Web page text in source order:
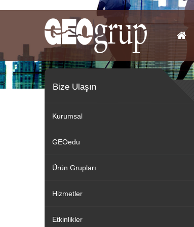
Bize Ulaşın
Kurumsal
GEOedu
Ürün Grupları
Hizmetler
Etkinlikler